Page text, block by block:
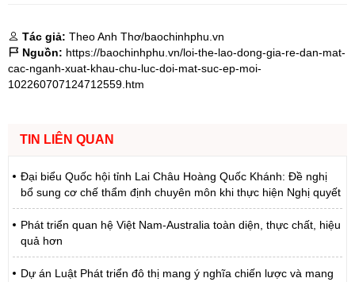
Tác giả: Theo Anh Thơ/baochinhphu.vn
Nguồn: https://baochinhphu.vn/loi-the-lao-dong-gia-re-dan-mat-
cac-nganh-xuat-khau-chu-luc-doi-mat-suc-ep-moi-
102260707124712559.htm
TIN LIÊN QUAN
Đại biểu Quốc hội tỉnh Lai Châu Hoàng Quốc Khánh: Đề nghị
bổ sung cơ chế thẩm định chuyên môn khi thực hiện Nghị quyết
Phát triển quan hệ Việt Nam-Australia toàn diện, thực chất, hiệu
quả hơn
Dự án Luật Phát triển đô thị mang ý nghĩa chiến lược và mang